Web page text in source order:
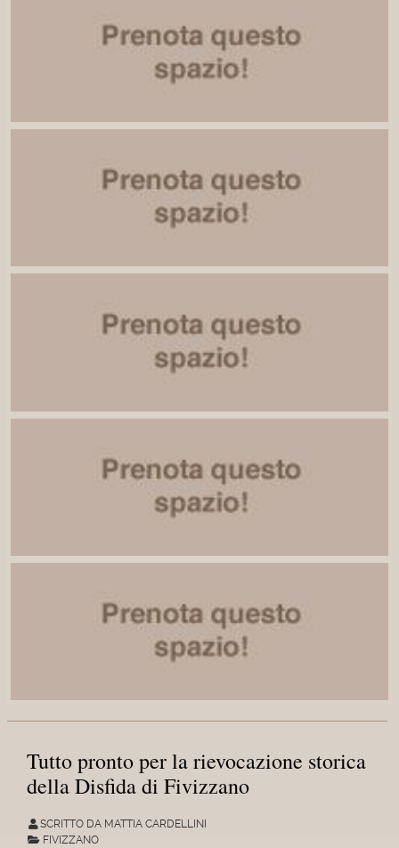
Tutto pronto per la rievocazione storica
della Disfida di Fivizzano
SCRITTO DA MATTIA CARDELLINI
FIVIZZANO